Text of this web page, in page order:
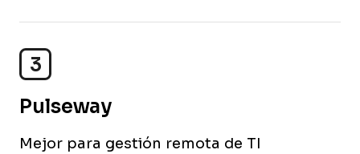
3
Pulseway
Mejor para gestión remota de TI